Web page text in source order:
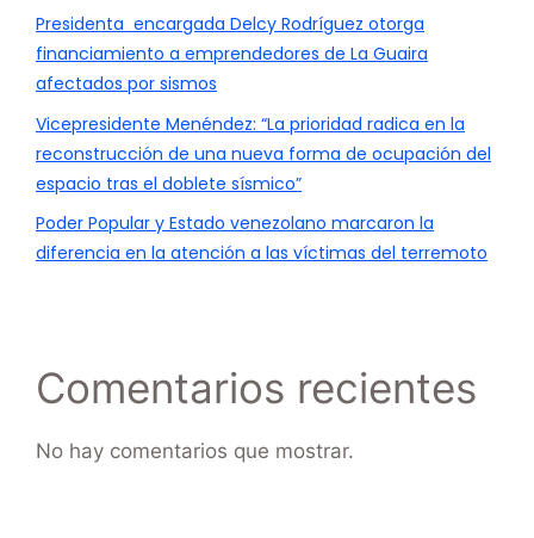
Presidenta encargada Delcy Rodríguez otorga
financiamiento a emprendedores de La Guaira
afectados por sismos
Vicepresidente Menéndez: “La prioridad radica en la
reconstrucción de una nueva forma de ocupación del
espacio tras el doblete sísmico”
Poder Popular y Estado venezolano marcaron la
diferencia en la atención a las víctimas del terremoto
Comentarios recientes
No hay comentarios que mostrar.